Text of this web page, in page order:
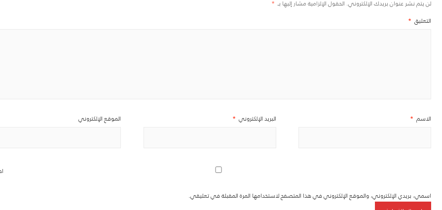
لن يتم نشر عنوان بريدك الإلكتروني. الحقول الإلزامية مشار إليها بـ *
التعليق *
الاسم * البريد الإلكتروني * الموقع الإلكتروني
اسمي، بريدي الإلكتروني، والموقع الإلكتروني في هذا المتصفح لاستخدامها المرة المقبلة في تعليقي.